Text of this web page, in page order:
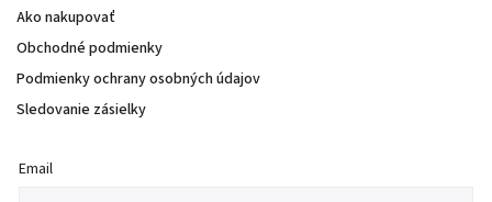
Ako nakupovať
Obchodné podmienky
Podmienky ochrany osobných údajov
Sledovanie zásielky
Email